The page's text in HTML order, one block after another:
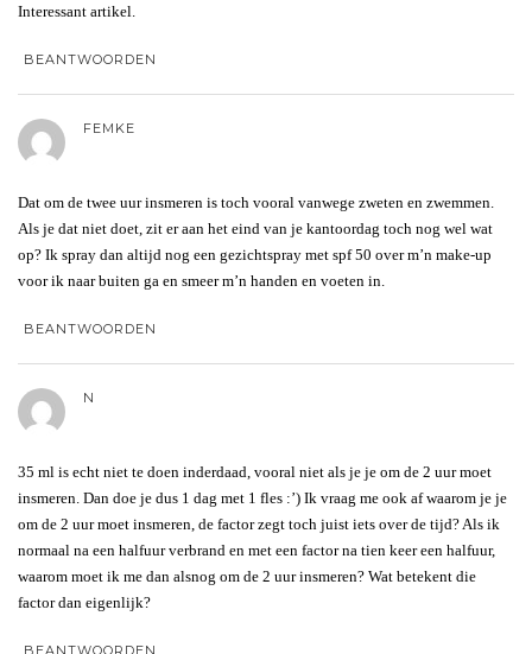
Interessant artikel.
BEANTWOORDEN
FEMKE
Dat om de twee uur insmeren is toch vooral vanwege zweten en zwemmen.
Als je dat niet doet, zit er aan het eind van je kantoordag toch nog wel wat
op? Ik spray dan altijd nog een gezichtspray met spf 50 over m’n make-up
voor ik naar buiten ga en smeer m’n handen en voeten in.
BEANTWOORDEN
N
35 ml is echt niet te doen inderdaad, vooral niet als je je om de 2 uur moet
insmeren. Dan doe je dus 1 dag met 1 fles :’) Ik vraag me ook af waarom je je
om de 2 uur moet insmeren, de factor zegt toch juist iets over de tijd? Als ik
normaal na een halfuur verbrand en met een factor na tien keer een halfuur,
waarom moet ik me dan alsnog om de 2 uur insmeren? Wat betekent die
factor dan eigenlijk?
BEANTWOORDEN